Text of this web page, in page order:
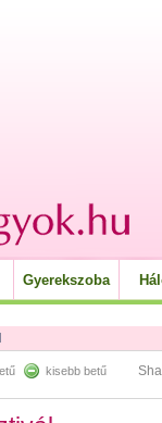
Gyerekszoba
kisebb betű